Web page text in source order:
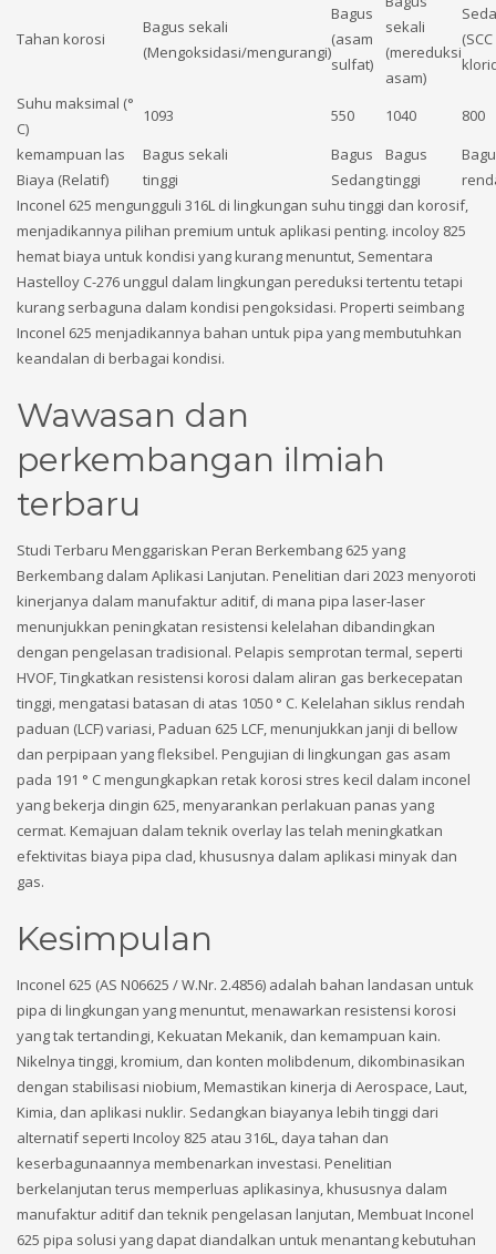
Tahan korosi
Bagus sekali
(Mengoksidasi/mengurangi)
Bagus
(asam
sulfat)
sekali
(mereduksi
asam)
(SCC
Suhu maksimal (°
C)
1093 550 1040
800
kemampuan las
Bagus sekali Bagus Bagus
Biaya (Relatif)
tinggi Sedangtinggi
Inconel 625 mengungguli 316L di lingkungan suhu tinggi dan korosif,
menjadikannya pilihan premium untuk aplikasi penting. incoloy 825
hemat biaya untuk kondisi yang kurang menuntut, Sementara
Hastelloy C-276 unggul dalam lingkungan pereduksi tertentu tetapi
kurang serbaguna dalam kondisi pengoksidasi. Properti seimbang
Inconel 625 menjadikannya bahan untuk pipa yang membutuhkan
keandalan di berbagai kondisi.
Wawasan dan
perkembangan ilmiah
terbaru
Studi Terbaru Menggariskan Peran Berkembang 625 yang
Berkembang dalam Aplikasi Lanjutan. Penelitian dari 2023 menyoroti
kinerjanya dalam manufaktur aditif, di mana pipa laser-laser
menunjukkan peningkatan resistensi kelelahan dibandingkan
dengan pengelasan tradisional. Pelapis semprotan termal, seperti
HVOF, Tingkatkan resistensi korosi dalam aliran gas berkecepatan
tinggi, mengatasi batasan di atas 1050 ° C. Kelelahan siklus rendah
paduan (LCF) variasi, Paduan 625 LCF, menunjukkan janji di bellow
dan perpipaan yang fleksibel. Pengujian di lingkungan gas asam
pada 191 ° C mengungkapkan retak korosi stres kecil dalam inconel
yang bekerja dingin 625, menyarankan perlakuan panas yang
cermat. Kemajuan dalam teknik overlay las telah meningkatkan
efektivitas biaya pipa clad, khususnya dalam aplikasi minyak dan
gas.
Kesimpulan
Inconel 625 (AS N06625 / W.Nr. 2.4856) adalah bahan landasan untuk
pipa di lingkungan yang menuntut, menawarkan resistensi korosi
yang tak tertandingi, Kekuatan Mekanik, dan kemampuan kain.
Nikelnya tinggi, kromium, dan konten molibdenum, dikombinasikan
dengan stabilisasi niobium, Memastikan kinerja di Aerospace, Laut,
Kimia, dan aplikasi nuklir. Sedangkan biayanya lebih tinggi dari
alternatif seperti Incoloy 825 atau 316L, daya tahan dan
keserbagunaannya membenarkan investasi. Penelitian
berkelanjutan terus memperluas aplikasinya, khususnya dalam
manufaktur aditif dan teknik pengelasan lanjutan, Membuat Inconel
625 pipa solusi yang dapat diandalkan untuk menantang kebutuhan